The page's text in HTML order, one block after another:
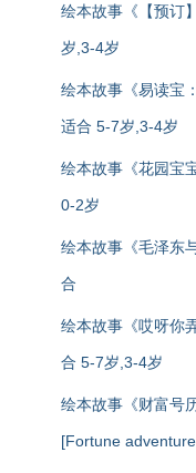
绘本故事《【预订
岁,3-4岁
绘本故事《易读宝
适合 5-7岁,3-4岁
绘本故事《花园宝
0-2岁
绘本故事《毛泽东
合
绘本故事《哎呀你
合 5-7岁,3-4岁
绘本故事《财富号
[Fortune